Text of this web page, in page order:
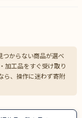
からない商品が選べ
加工品をすぐ受け取り
ら、操作に迷わず寄附